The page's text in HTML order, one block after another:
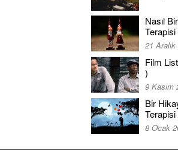
Nasıl
21
Film
)
9 Kasım
Bir
8 Ocak